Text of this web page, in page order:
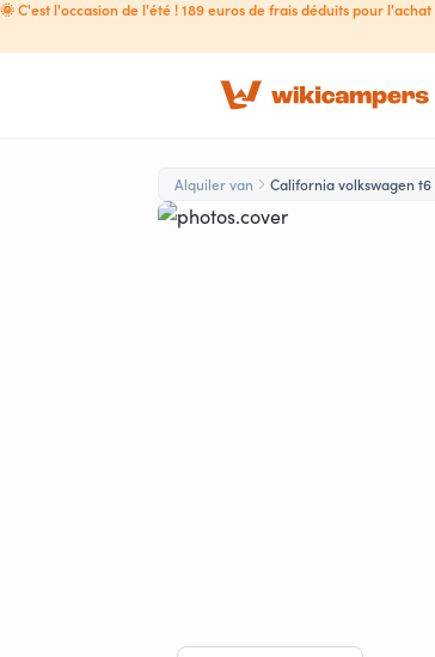
🌞 C'est l'occasion de l'été ! 189 euros de frais déduits pour
Alquiler van California volkswagen t6